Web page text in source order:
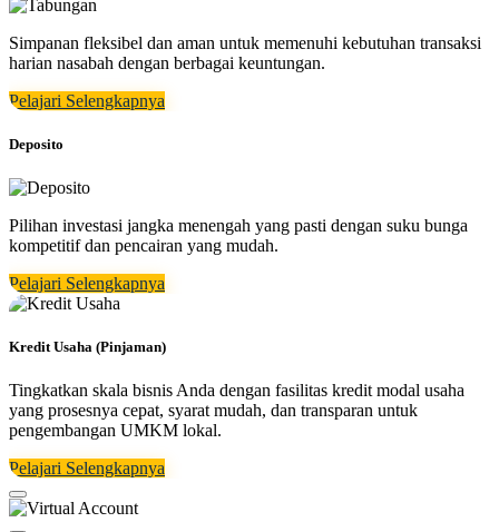
Simpanan fleksibel dan aman untuk memenuhi kebutuhan transaksi
harian nasabah dengan berbagai keuntungan.
Pelajari Selengkapnya
Deposito
Pilihan investasi jangka menengah yang pasti dengan suku bunga
kompetitif dan pencairan yang mudah.
Pelajari Selengkapnya
Kredit Usaha (Pinjaman)
Tingkatkan skala bisnis Anda dengan fasilitas kredit modal usaha
yang prosesnya cepat, syarat mudah, dan transparan untuk
pengembangan UMKM lokal.
Pelajari Selengkapnya